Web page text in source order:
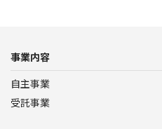
事業内容
自主事業
受託事業